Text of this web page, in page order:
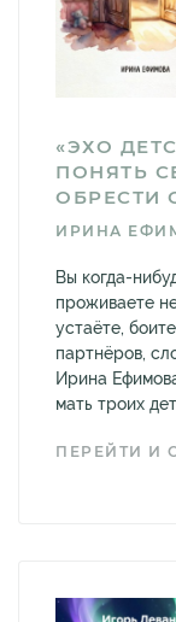
«ЭХО
ПОНЯТЬ
ОБРЕСТИ
ИРИНА
Вы когда-
проживаете
устаёте,
партнёров,
Ирина
мать троих
ПЕРЕЙТИ И